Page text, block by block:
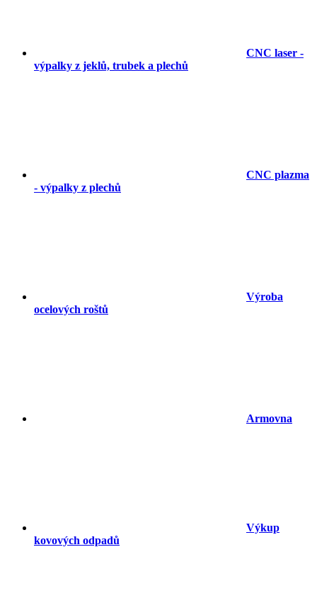
CNC laser -
výpalky z jeklů, trubek a plechů
CNC plazma
- výpalky z plechů
Výroba
ocelových roštů
Armovna
Výkup
kovových odpadů